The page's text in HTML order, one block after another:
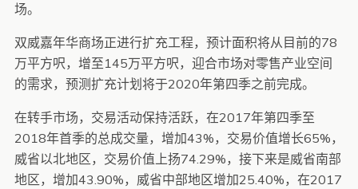
场。
双威嘉年华商场正进行扩充工程，预计面积将从目前的78
万平方呎，增至145万平方呎，迎合市场对零售产业空间
的需求，预测扩充计划将于2020年第四季之前完成。
在转手市场，交易活动保持活跃，在2017年第四季至
2018年首季的总成交量，增加43%，交易价值增长65%，
威省以北地区，交易价值上扬74.29%，接下来是威省南部
地区，增加43.90%，威省中部地区增加25.40%，在2017